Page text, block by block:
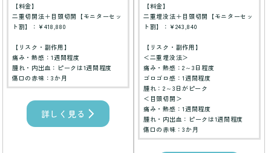
【料金】
二重切開法＋目頭切開【モニターセッ
ト割】：¥418,880
【リスク・副作用】
痛み・熱感：1週間程度
腫れ・内出血：ピークは1週間程度
傷口の赤味：3か月
詳しく見る
【料金】
二重埋没法＋目頭切開【モニターセッ
ト割】：¥243,840
【リスク・副作用】
＜二重埋没法＞
痛み・熱感：2～3日程度
ゴロゴロ感：1週間程度
腫れ：2～3日がピーク
＜目頭切開＞
痛み・熱感：1週間程度
腫れ・内出血：ピークは1週間程度
傷口の赤味：3か月